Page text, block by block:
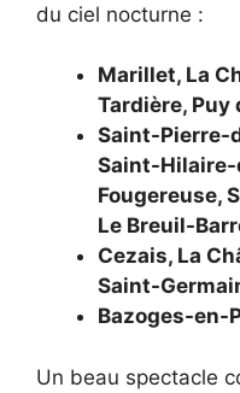
du ciel nocturne :
Marillet, La
Tardière,
Saint-Pierre-
Saint-Hilaire-
Fougereuse,
Le Breuil-
Cezais, La
Saint-
Bazoges-en-
Un beau spectacle